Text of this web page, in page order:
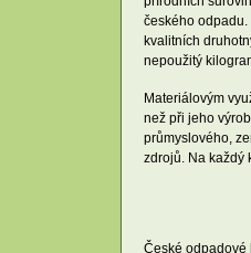
českého
kvalitních
nepoužitý
Materiálovým
než při jeho
průmyslového,
zdrojů. Na každý
České odpadové